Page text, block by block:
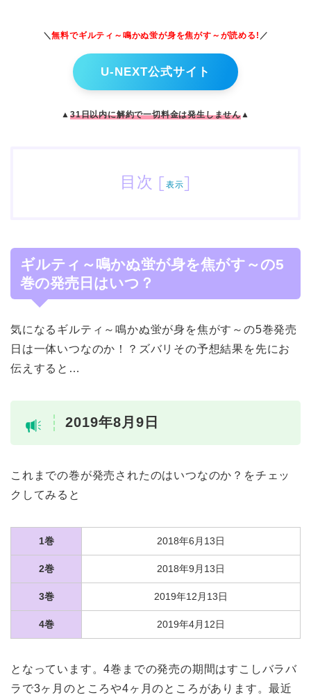
＼無料でギルティ～鳴かぬ蛍が身を焦がす～ が読める! ／
U-NEXT公式サイト
▲ 31日以内に解約で一切料金は発生しません▲
目次 [ 表示]
ギルティ～鳴かぬ蛍が身を焦がす～の5
巻の発売日はいつ？
気になるギルティ～鳴かぬ蛍が身を焦がす～の5巻発売
日は一体いつなのか！？ズバリその予想結果を先にお
伝えすると…
2019年8月9日
これまでの巻が発売されたのはいつなのか？をチェッ
クしてみると
1巻 2018年6月13日
2巻 2018年9月13日
3巻 2019年12月13日
4巻 2019年4月12日
となっています。4巻までの発売の期間はすこしバラバ
ラで3ヶ月のところや4ヶ月のところがあります。最近